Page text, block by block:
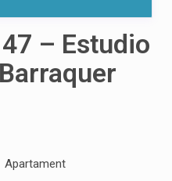
– Estudio
Apartament